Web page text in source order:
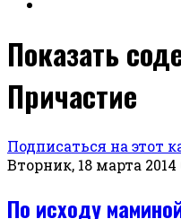
Показать
Причастие
Подписаться на этот
Вторник, 18 марта 2014
По исходу